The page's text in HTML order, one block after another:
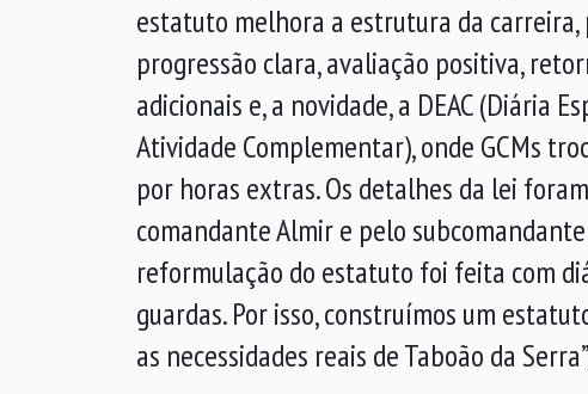
estatuto melhora a estrutura da carreira,
progressão clara, avaliação positiva,
adicionais e, a novidade, a DEAC (Diária
Atividade Complementar), onde GCMs
por horas extras. Os detalhes da lei
comandante Almir e pelo subcomandante
reformulação do estatuto foi feita com
guardas. Por isso, construímos um
as necessidades reais de Taboão da